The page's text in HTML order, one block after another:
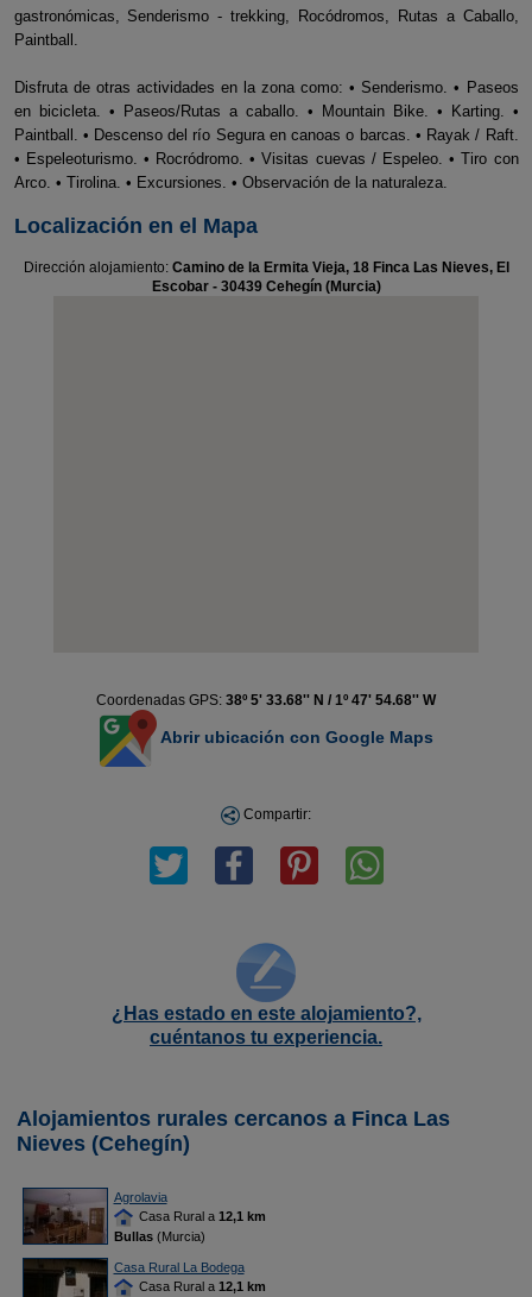
gastronómicas, Senderismo - trekking, Rocódromos, Rutas a Caballo,
Paintball.
Disfruta de otras actividades en la zona como: • Senderismo. • Paseos
en bicicleta. • Paseos/Rutas a caballo. • Mountain Bike. • Karting. •
Paintball. • Descenso del río Segura en canoas o barcas. • Rayak / Raft.
• Espeleoturismo. • Rocródromo. • Visitas cuevas / Espeleo. • Tiro con
Arco. • Tirolina. • Excursiones. • Observación de la naturaleza.
Localización en el Mapa
Dirección alojamiento: Camino de la Ermita Vieja, 18 Finca Las Nieves, El
Escobar - 30439 Cehegín (Murcia)
Coordenadas GPS: 38º 5' 33.68'' N / 1º 47' 54.68'' W
Abrir ubicación con Google Maps
Compartir:
¿Has estado en este alojamiento?,
cuéntanos tu experiencia.
Alojamientos rurales cercanos a Finca Las
Nieves (Cehegín)
Agrolavia
Casa Rural a 12,1 km
Bullas(Murcia)
Casa Rural La Bodega
Casa Rural a 12,1 km